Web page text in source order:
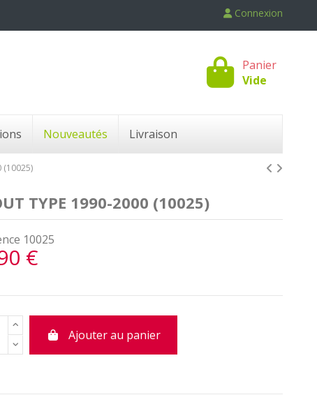
Connexion
Panier
Vide
Nouveautés Livraison
(10025)
TYPE 1990-2000 (10025)
10025
€
Ajouter au panier